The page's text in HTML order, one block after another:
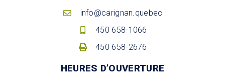
info@carignan.quebec
450 658-1066
450 658-2676
HEURES D’OUVERTURE